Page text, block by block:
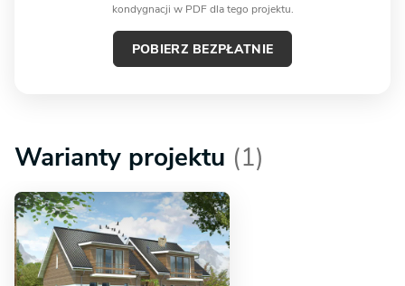
kondygnacji w PDF dla tego projektu.
POBIERZ BEZPŁATNIE
Warianty projektu (1)